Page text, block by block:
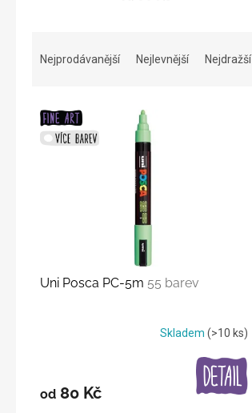
n
p
Nejprodávanější Nejlevnější Nejdražší
V
p
Uni Posca PC-5m 55 barev
Skladem (>10 ks)
od 80 Kč